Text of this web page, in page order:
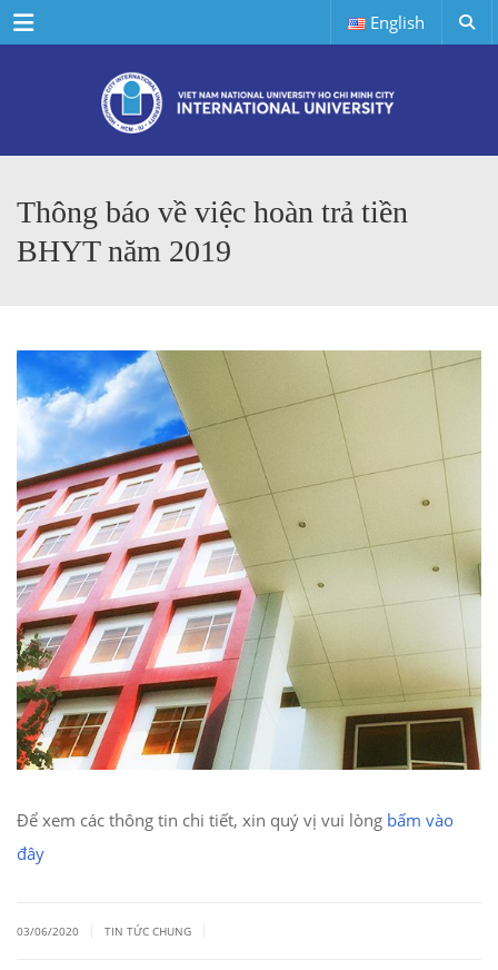
Menu English
Thông báo về việc hoàn trả tiền
BHYT năm 2019
Để xem các thông tin chi tiết, xin quý vị vui lòng bấm vào
đây
03/06/2020 TIN TỨC CHUNG